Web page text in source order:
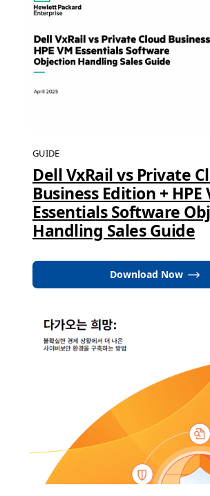
GUIDE
Dell VxRail vs Private
Business Edition + HPE
Essentials Software
Handling Sales Guide
Download Now